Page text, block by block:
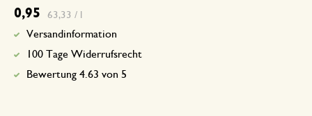
0,95 63,33 / l
Versandinformation
100 Tage Widerrufsrecht
Bewertung 4.63 von 5